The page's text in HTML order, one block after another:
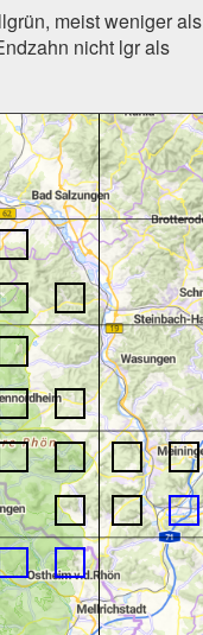
meist weniger
nicht lgr als